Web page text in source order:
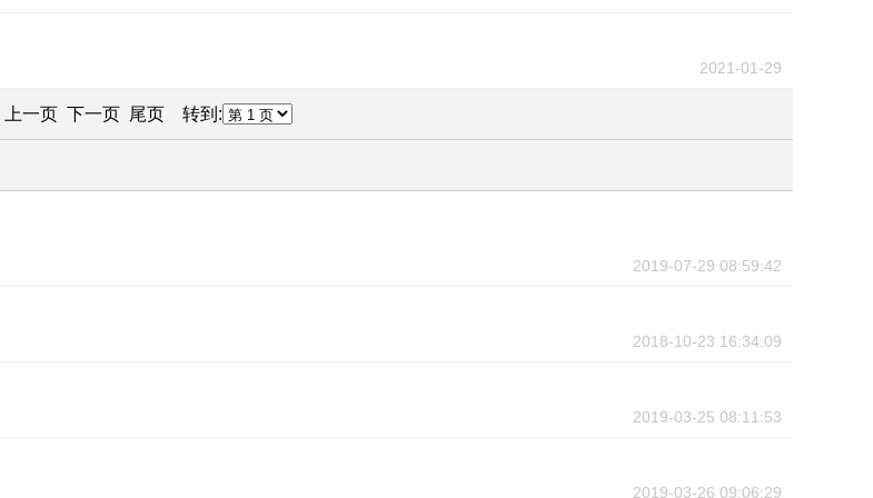
2021-01-29
一页 下一页 尾页转到:
2019-07-29 08:59:42
2018-10-23 16:34:09
2019-03-25 08:11:53
2019-03-26 09:06:29